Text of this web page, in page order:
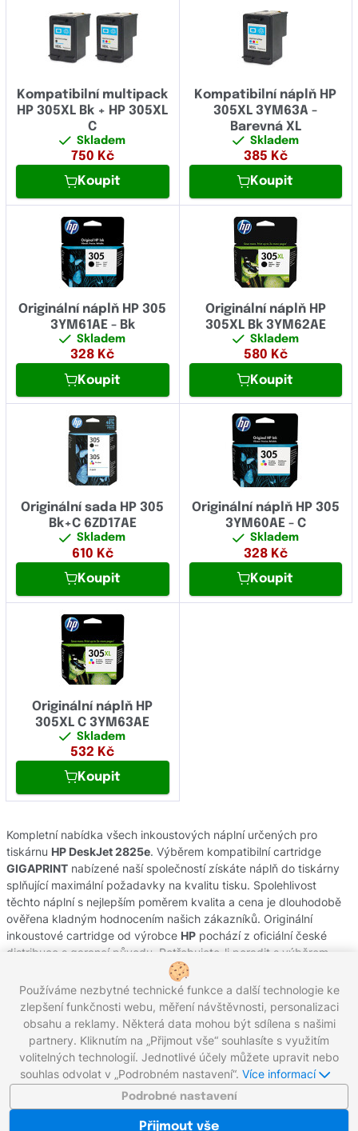
Kompatibilní multipack
HP 305XL Bk + HP 305XL
C
Skladem
750 Kč
Koupit
Kompatibilní náplň HP
305XL 3YM63A -
Barevná XL
Skladem
385 Kč
Koupit
Originální náplň HP 305
3YM61AE - Bk
Skladem
328 Kč
Koupit
Originální náplň HP
305XL Bk 3YM62AE
Skladem
580 Kč
Koupit
Originální sada HP 305
Bk+C 6ZD17AE
Skladem
610 Kč
Koupit
Originální náplň HP 305
3YM60AE - C
Skladem
328 Kč
Koupit
Originální náplň HP
305XL C 3YM63AE
Skladem
532 Kč
Koupit
Kompletní nabídka všech inkoustových náplní určených pro
tiskárnu HP DeskJet 2825e. Výběrem kompatibilní cartridge
GIGAPRINT nabízené naší společností získáte náplň do tiskárny
splňující maximální požadavky na kvalitu tisku. Spolehlivost
těchto náplní s nejlepším poměrem kvalita a cena je dlouhodobě
ověřena kladným hodnocením našich zákazníků. Originální
inkoustové cartridge od výrobce HP pochází z oficiální české
distribuce s garancí původu. Potřebujete-li poradit s výběrem
náplní do Vaší tiskárny, obraťte se na náš zákaznický servis, kde
Vám rádi pomůžeme.
Zavolejte nám zdarma: 800 203 100
Pracovní dny 8:00 - 17:00
Napište nám:info@gigaprint.cz©2026 gigaprint.cz
Používáme nezbytné technické funkce a další technologie ke
zlepšení funkčnosti webu, měření návštěvnosti, personalizaci
obsahu a reklamy. Některá data mohou být sdílena s našimi
partnery. Kliknutím na „Přijmout vše“ souhlasíte s využitím
volitelných technologií. Jednotlivé účely můžete upravit nebo
souhlas odvolat v „Podrobném nastavení“. Více informací
Podrobné nastavení
Přijmout vše